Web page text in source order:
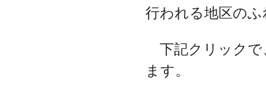
行われる地区の
下記クリックで
ます。